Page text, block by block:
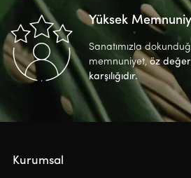
Yüksek
Sanatımızla
memnuniyet, öz
karşılığıdır.
Kurumsal